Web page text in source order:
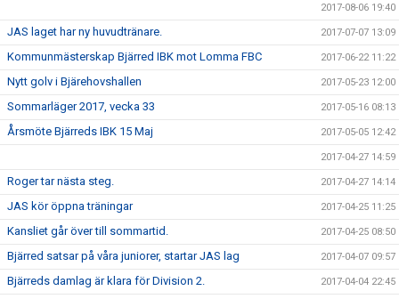
2017-08-06 19:40
JAS laget har ny huvudtränare. 2017-07-07 13:09
Kommunmästerskap Bjärred IBK mot Lomma FBC 2017-06-22 11:22
Nytt golv i Bjärehovshallen 2017-05-23 12:00
Sommarläger 2017, vecka 33 2017-05-16 08:13
Årsmöte Bjärreds IBK 15 Maj 2017-05-05 12:42
2017-04-27 14:59
Roger tar nästa steg. 2017-04-27 14:14
JAS kör öppna träningar 2017-04-25 11:25
Kansliet går över till sommartid. 2017-04-25 08:50
Bjärred satsar på våra juniorer, startar JAS lag 2017-04-07 09:57
Bjärreds damlag är klara för Division 2. 2017-04-04 22:45